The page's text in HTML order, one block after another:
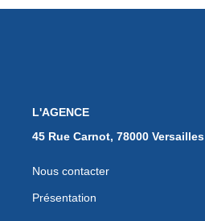
L'AGENCE
45 Rue Carnot, 78000 Versailles
Nous contacter
Présentation